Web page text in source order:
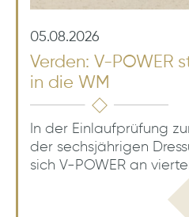
05.08.2026
Verden: V-POWER
in die WM
In der Einlaufprüfung
der sechsjährigen
sich V-POWER an